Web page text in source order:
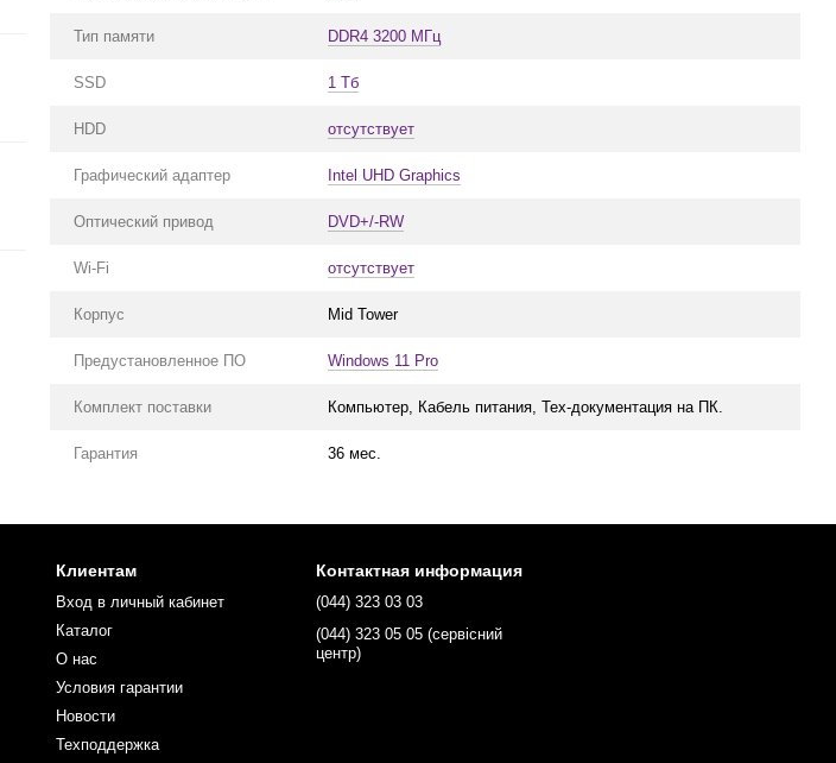
Тип памяти DDR4 3200 МГц
SSD 1 Тб
HDD отсутствует
Графический адаптер Intel UHD Graphics
Оптический привод DVD+/-RW
Wi-Fi отсутствует
Корпус Mid Tower
Предустановленное ПО Windows 11 Pro
Комплект поставки Компьютер, Кабель питания, Тех-документация на ПК.
Гарантия 36 мес.
Клиентам
Вход в личный кабинет
Каталог
О нас
Условия гарантии
Новости
Техподдержка
Контактная информация
(044) 323 03 03
(044) 323 05 05 (сервісний
центр)